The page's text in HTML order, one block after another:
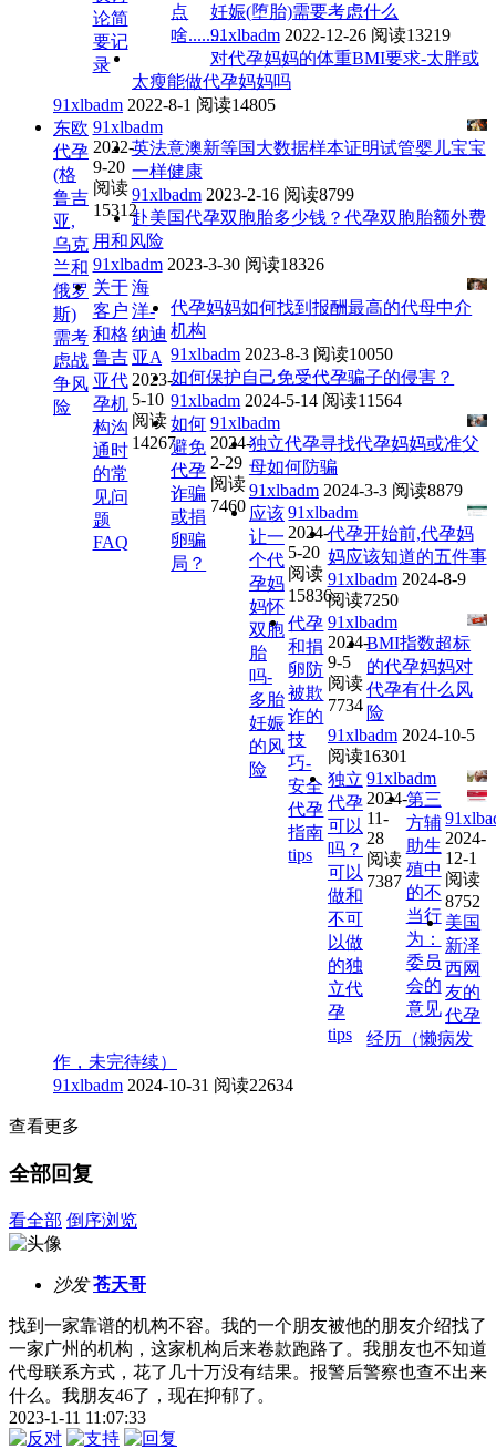
论简
要记
录
点
啥............
妊娠(堕胎)需要考虑什么
91xlbadm 2022-12-26 阅读13219
对代孕妈妈的体重BMI要求-太胖或
太瘦能做代孕妈妈吗
91xlbadm 2022-8-1 阅读14805
东欧
代孕
(格
鲁吉
亚,
乌克
兰和
俄罗
斯)
需考
虑战
争风
险
91xlbadm
2022-
9-20
阅读
15312
英法意澳新等国大数据样本证明试管婴儿宝宝
一样健康
91xlbadm 2023-2-16 阅读8799
赴美国代孕双胞胎多少钱？代孕双胞胎额外费
用和风险
91xlbadm 2023-3-30 阅读18326
关于
客户
和格
鲁吉
亚代
孕机
构沟
通时
的常
见问
题
FAQ
海
洋-
纳迪
亚A
2023-
5-10
阅读
14267
代孕妈妈如何找到报酬最高的代母中介
机构
91xlbadm 2023-8-3 阅读10050
如何保护自己免受代孕骗子的侵害？
91xlbadm 2024-5-14 阅读11564
如何
避免
代孕
诈骗
或捐
卵骗
局？
91xlbadm
2024-
2-29
阅读
7460
独立代孕寻找代孕妈妈或准父
母如何防骗
91xlbadm 2024-3-3 阅读8879
应该
让一
个代
孕妈
妈怀
双胞
胎
吗-
多胎
妊娠
的风
险
91xlbadm
2024-
5-20
阅读
15836
代孕开始前,代孕妈
妈应该知道的五件事
91xlbadm 2024-8-9
阅读7250
代孕
和捐
卵防
被欺
诈的
技
巧-
安全
代孕
指南
tips
91xlbadm
2024-
9-5
阅读
7734
BMI指数超标
的代孕妈妈对
代孕有什么风
险
91xlbadm 2024-10-5
阅读16301
独立
代孕
可以
吗？
可以
做和
不可
以做
的独
立代
孕
tips
91xlbadm
2024-
11-
28
阅读
7387
第三
方辅
助生
殖中
的不
当行
为：
委员
会的
意见
2024-
12-1
阅读
8752
美国
新泽
西网
友的
代孕
经历（懒病发
作，未完待续）
91xlbadm 2024-10-31 阅读22634
查看更多
全部回复
看全部 倒序浏览
沙发 苍天哥
找到一家靠谱的机构不容。我的一个朋友被他的朋友介绍找了
一家广州的机构，这家机构后来卷款跑路了。我朋友也不知道
代母联系方式，花了几十万没有结果。报警后警察也查不出来
什么。我朋友46了，现在抑郁了。
2023-1-11 11:07:33